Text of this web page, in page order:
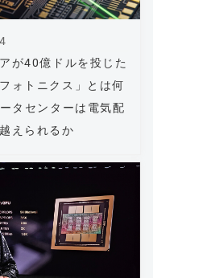
が40億ドルを投じた
ォトニクス」とは何
センターは電気配
えられるか